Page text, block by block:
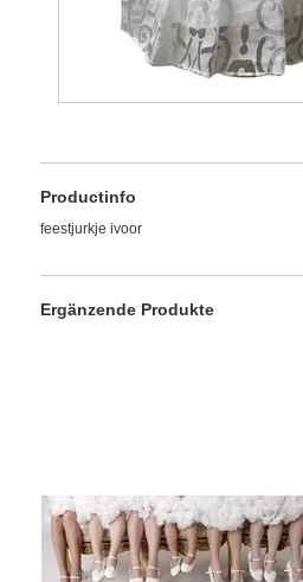
Productinfo
feestjurkje ivoor
Ergänzende Produkte